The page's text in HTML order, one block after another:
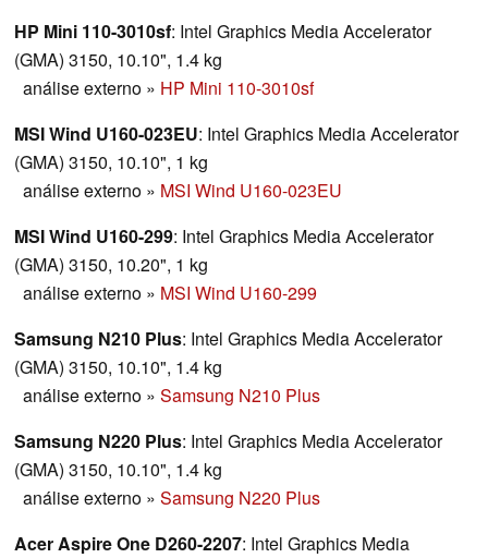
HP Mini 110-3010sf: Intel Graphics Media Accelerator
(GMA) 3150, 10.10", 1.4 kg
análise externo » HP Mini 110-3010sf
MSI Wind U160-023EU: Intel Graphics Media Accelerator
(GMA) 3150, 10.10", 1 kg
análise externo » MSI Wind U160-023EU
MSI Wind U160-299: Intel Graphics Media Accelerator
(GMA) 3150, 10.20", 1 kg
análise externo » MSI Wind U160-299
Samsung N210 Plus: Intel Graphics Media Accelerator
(GMA) 3150, 10.10", 1.4 kg
análise externo » Samsung N210 Plus
Samsung N220 Plus: Intel Graphics Media Accelerator
(GMA) 3150, 10.10", 1.4 kg
análise externo » Samsung N220 Plus
Acer Aspire One D260-2207: Intel Graphics Media